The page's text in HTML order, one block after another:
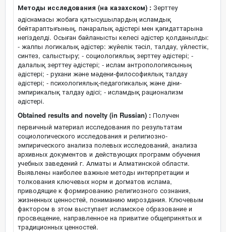
Методы исследования (на казахском) : Зерттеу
әдіснамасы жобаға қатысушылардың исламдық
бейтараптығының, пәнаралық әдістері мен қағидаттарына
негізделді. Осыған байланысты келесі әдістер қолданылды:
- жалпы логикалық әдістер: жүйелік тәсіл, талдау, үйлестік,
синтез, салыстыру; - социологиялық зерттеу әдістері; -
далалық зерттеу әдістері; - ислам антропологиясының
әдістері; - рухани және мәдени-философиялық талдау
әдістері; - психологиялық-педагогикалық және діни-
эмпирикалық талдау әдісі; - исламдық рационализм
әдістері.
Obtained results and novelty (in Russian) : Получен
первичный материал исследования по результатам
социологического исследования и религиозно-
эмпирического анализа полевых исследований, анализа
архивных документов и действующих программ обучения
учебных заведений г. Алматы и Алматинской области.
Выявлены наиболее важные методы интерпретации и
толкования ключевых норм и догматов ислама,
приводящие к формированию религиозного сознания,
жизненных ценностей, пониманию мироздания. Ключевым
фактором в этом выступает исламское образование и
просвещение, направленное на привитие общепринятых и
традиционных ценностей.